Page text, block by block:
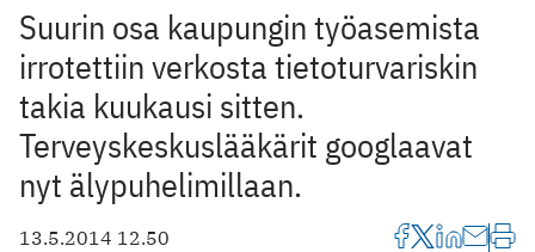
Suurin osa kaupungin työasemista
irrotettiin verkosta tietoturvariskin
takia kuukausi sitten.
Terveyskeskuslääkärit googlaavat
nyt älypuhelimillaan.
13.5.2014 12.50